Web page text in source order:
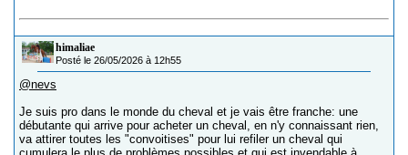
himaliae
Posté le 26/05/2026 à 12h55
@nevs
Je suis pro dans le monde du cheval et je vais être franche: une
débutante qui arrive pour acheter un cheval, en n'y connaissant rien,
va attirer toutes les "convoitises" pour lui refiler un cheval qui